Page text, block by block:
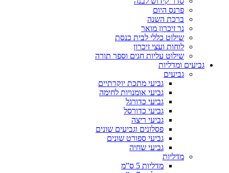
פרנס היום
ברכת השנה
נר זיכרון מואר
שילוט כללי לבית כנסת
לוחות ועצי זיכרון
שילוט עליות חגים וספר תורה
גביעים ומדליות
גביעים
גביעי מתכת יוקרתיים
גביעי אומנויות לחימה
גביעי כדורגל
גביעי כדורסל
גביעי ריצה
פסלונים וגביעים שונים
גביעי ספורט שונים
גביעי שחיה
מדליות
מדליות 5 ס”מ